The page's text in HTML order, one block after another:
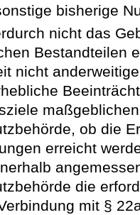
bisherige
nicht das
Bestandteilen
nicht
ob die
erreicht
die
mit §